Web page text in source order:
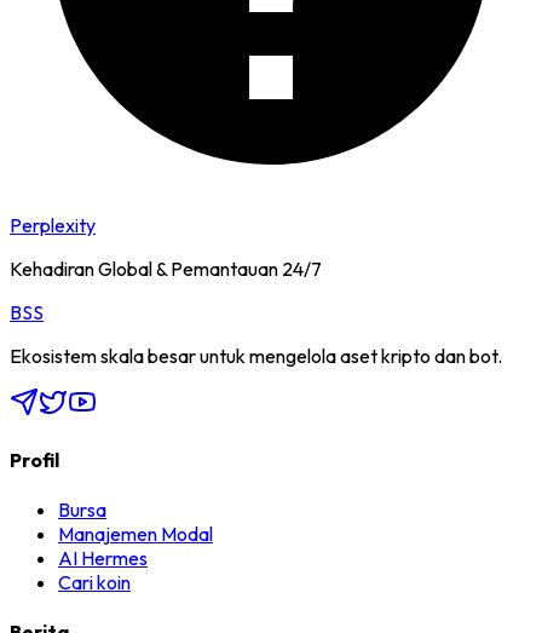
Perplexity
Kehadiran Global & Pemantauan 24/7
BSS
Ekosistem skala besar untuk mengelola aset kripto dan bot.
Profil
Bursa
Manajemen Modal
AI Hermes
Cari koin